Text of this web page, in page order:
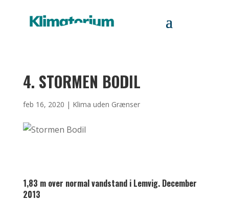
4. STORMEN BODIL
feb 16, 2020 | Klima uden Grænser
1,83 m over normal vandstand i Lemvig. December
2013